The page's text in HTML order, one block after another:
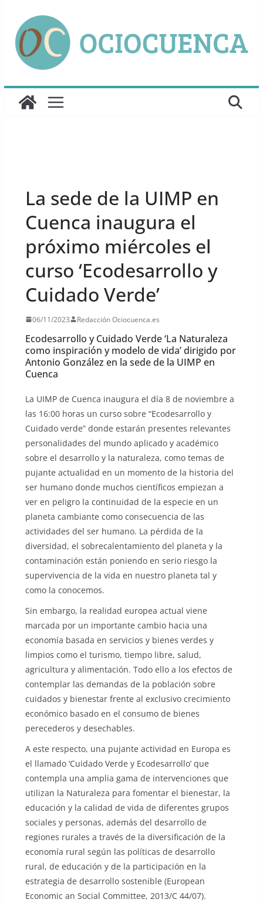
contenido
La sede de la UIMP en
Cuenca inaugura el
próximo miércoles el
curso ‘Ecodesarrollo y
Cuidado Verde’
06/11/2023 Redacción Ociocuenca.es
Ecodesarrollo y Cuidado Verde ‘La Naturaleza
como inspiración y modelo de vida’ dirigido por
Antonio González en la sede de la UIMP en
Cuenca
La UIMP de Cuenca inaugura el día 8 de noviembre a
las 16:00 horas un curso sobre “Ecodesarrollo y
Cuidado verde” donde estarán presentes relevantes
personalidades del mundo aplicado y académico
sobre el desarrollo y la naturaleza, como temas de
pujante actualidad en un momento de la historia del
ser humano donde muchos científicos empiezan a
ver en peligro la continuidad de la especie en un
planeta cambiante como consecuencia de las
actividades del ser humano. La pérdida de la
diversidad, el sobrecalentamiento del planeta y la
contaminación están poniendo en serio riesgo la
supervivencia de la vida en nuestro planeta tal y
como la conocemos.
Sin embargo, la realidad europea actual viene
marcada por un importante cambio hacia una
economía basada en servicios y bienes verdes y
limpios como el turismo, tiempo libre, salud,
agricultura y alimentación. Todo ello a los efectos de
contemplar las demandas de la población sobre
cuidados y bienestar frente al exclusivo crecimiento
económico basado en el consumo de bienes
perecederos y desechables.
A este respecto, una pujante actividad en Europa es
el llamado ‘Cuidado Verde y Ecodesarrollo’ que
contempla una amplia gama de intervenciones que
utilizan la Naturaleza para fomentar el bienestar, la
educación y la calidad de vida de diferentes grupos
sociales y personas, además del desarrollo de
regiones rurales a través de la diversificación de la
economía rural según las políticas de desarrollo
rural, de educación y de la participación en la
estrategia de desarrollo sostenible (European
Economic an Social Committee, 2013/C 44/07).